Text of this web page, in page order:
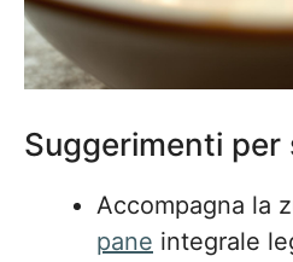
Suggerimenti per
Accompagna la
pane integrale